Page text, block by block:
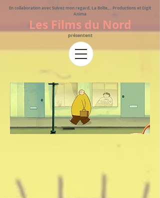
En collaboration avec Suivez mon regard, La Boîte,... Productions et Digit
Anima
Les Films du Nord
présentent